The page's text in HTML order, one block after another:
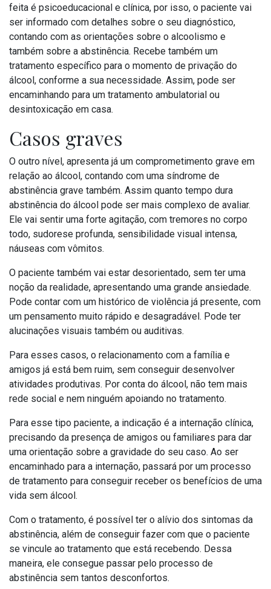
feita é psicoeducacional e clínica, por isso, o paciente vai
ser informado com detalhes sobre o seu diagnóstico,
contando com as orientações sobre o alcoolismo e
também sobre a abstinência. Recebe também um
tratamento específico para o momento de privação do
álcool, conforme a sua necessidade. Assim, pode ser
encaminhando para um tratamento ambulatorial ou
desintoxicação em casa.
Casos graves
O outro nível, apresenta já um comprometimento grave em
relação ao álcool, contando com uma síndrome de
abstinência grave também. Assim quanto tempo dura
abstinência do álcool pode ser mais complexo de avaliar.
Ele vai sentir uma forte agitação, com tremores no corpo
todo, sudorese profunda, sensibilidade visual intensa,
náuseas com vômitos.
O paciente também vai estar desorientado, sem ter uma
noção da realidade, apresentando uma grande ansiedade.
Pode contar com um histórico de violência já presente, com
um pensamento muito rápido e desagradável. Pode ter
alucinações visuais também ou auditivas.
Para esses casos, o relacionamento com a família e
amigos já está bem ruim, sem conseguir desenvolver
atividades produtivas. Por conta do álcool, não tem mais
rede social e nem ninguém apoiando no tratamento.
Para esse tipo paciente, a indicação é a internação clínica,
precisando da presença de amigos ou familiares para dar
uma orientação sobre a gravidade do seu caso. Ao ser
encaminhado para a internação, passará por um processo
de tratamento para conseguir receber os benefícios de uma
vida sem álcool.
Com o tratamento, é possível ter o alívio dos sintomas da
abstinência, além de conseguir fazer com que o paciente
se vincule ao tratamento que está recebendo. Dessa
maneira, ele consegue passar pelo processo de
abstinência sem tantos desconfortos.